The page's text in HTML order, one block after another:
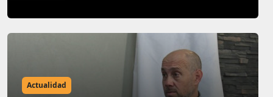
Actualidad